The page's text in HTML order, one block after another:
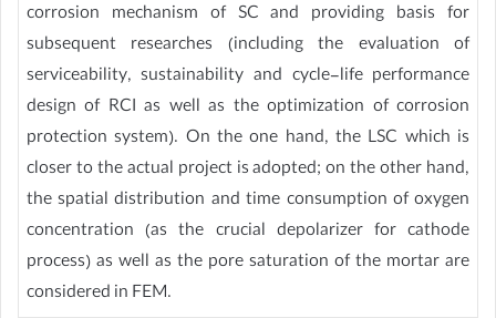
corrosion mechanism of SC and providing basis for
subsequent researches (including the evaluation of
serviceability, sustainability and cycle-life performance
design of RCI as well as the optimization of corrosion
protection system). On the one hand, the LSC which is
closer to the actual project is adopted; on the other hand,
the spatial distribution and time consumption of oxygen
concentration (as the crucial depolarizer for cathode
process) as well as the pore saturation of the mortar are
considered in FEM.